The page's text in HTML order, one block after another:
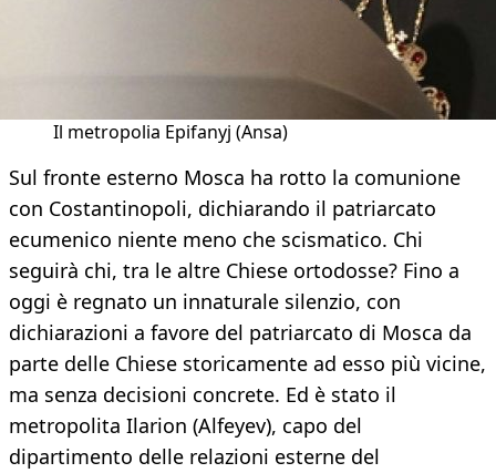
Il metropolia Epifanyj (Ansa)
Sul fronte esterno Mosca ha rotto la comunione
con Costantinopoli, dichiarando il patriarcato
ecumenico niente meno che scismatico. Chi
seguirà chi, tra le altre Chiese ortodosse? Fino a
oggi è regnato un innaturale silenzio, con
dichiarazioni a favore del patriarcato di Mosca da
parte delle Chiese storicamente ad esso più vicine,
ma senza decisioni concrete. Ed è stato il
metropolita Ilarion (Alfeyev), capo del
dipartimento delle relazioni esterne del